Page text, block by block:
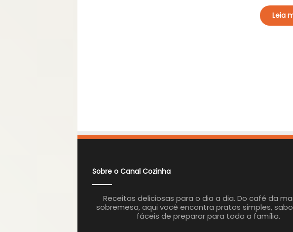
Leia
Sobre o Canal Cozinha
Receitas deliciosas para o dia a dia. Do café da
sobremesa, aqui você encontra pratos simples,
fáceis de preparar para toda a família.